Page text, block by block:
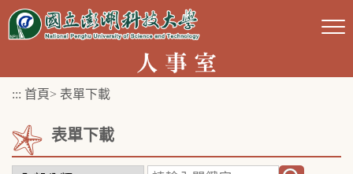
跳
::: 首頁> 表單下載
表單下載